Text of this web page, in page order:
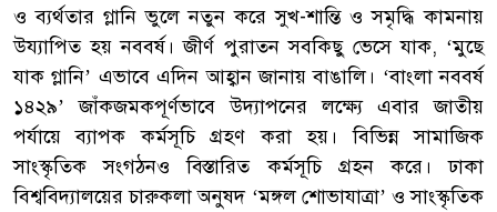
ও ব্যর্থতার গ্লানি ভুলে নতুন করে সুখ-শান্তি ও সমৃদ্ধি কামনায়
উয্যাপিত হয় নববর্ষ। জীর্ণ পুরাতন সবকিছু ভেসে যাক, ‘মুছে
যাক গ্লানি’ এভাবে এদিন আহ্বান জানায় বাঙালি। ‘বাংলা নববর্ষ
১৪২৯’ জাঁকজমকপূর্ণভাবে উদ্যাপনের লক্ষ্যে এবার জাতীয়
পর্যায়ে ব্যাপক কর্মসূচি গ্রহণ করা হয়। বিভিন্ন সামাজিক
সাংস্কৃতিক সংগঠনও বিস্তারিত কর্মসূচি গ্রহন করে। ঢাকা
বিশ্ববিদ্যালয়ের চারুকলা অনুষদ ‘মঙ্গল শোভাযাত্রা’ ও সাংস্কৃতিক